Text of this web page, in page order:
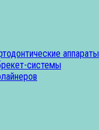
аппараты
системы